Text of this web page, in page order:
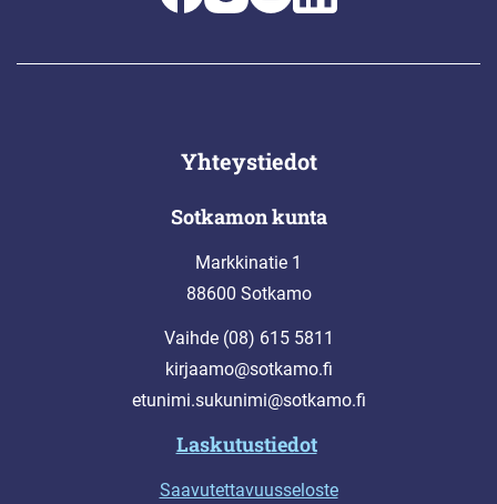
Yhteystiedot
Sotkamon kunta
Markkinatie 1
88600 Sotkamo
Vaihde (08) 615 5811
kirjaamo@sotkamo.fi
etunimi.sukunimi@sotkamo.fi
Laskutustiedot
Saavutettavuusseloste